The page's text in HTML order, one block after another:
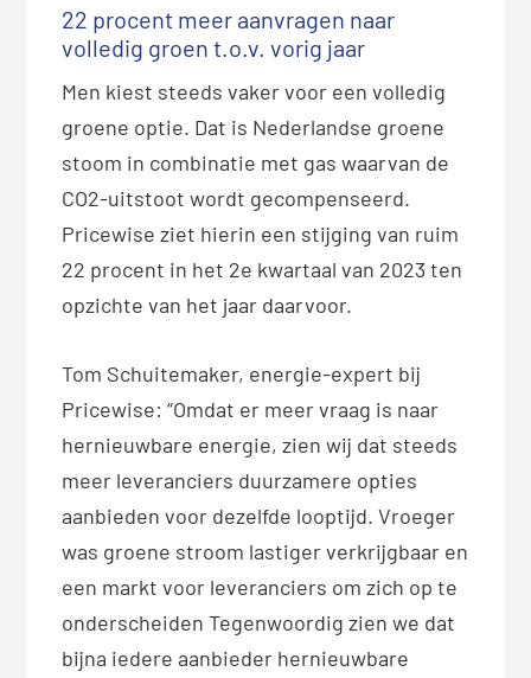
22 procent meer aanvragen naar
volledig groen t.o.v. vorig jaar
Men kiest steeds vaker voor een volledig
groene optie. Dat is Nederlandse groene
stoom in combinatie met gas waarvan de
CO2-uitstoot wordt gecompenseerd.
Pricewise ziet hierin een stijging van ruim
22 procent in het 2e kwartaal van 2023 ten
opzichte van het jaar daarvoor.
Tom Schuitemaker, energie-expert bij
Pricewise: “Omdat er meer vraag is naar
hernieuwbare energie, zien wij dat steeds
meer leveranciers duurzamere opties
aanbieden voor dezelfde looptijd. Vroeger
was groene stroom lastiger verkrijgbaar en
een markt voor leveranciers om zich op te
onderscheiden Tegenwoordig zien we dat
bijna iedere aanbieder hernieuwbare